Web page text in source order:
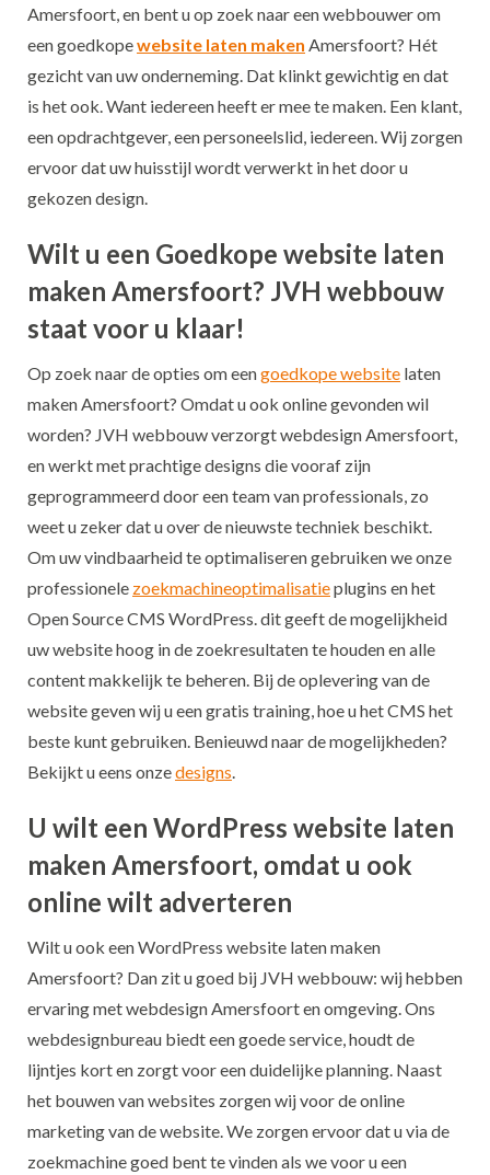
Amersfoort, en bent u op zoek naar een webbouwer om
een goedkopewebsite laten maken Amersfoort? Hét
gezicht van uw onderneming. Dat klinkt gewichtig en dat
is het ook. Want iedereen heeft er mee te maken. Een klant,
een opdrachtgever, een personeelslid, iedereen. Wij zorgen
ervoor dat uw huisstijl wordt verwerkt in het door u
gekozen design.
Wilt u een Goedkope website laten
maken Amersfoort? JVH webbouw
staat voor u klaar!
Op zoek naar de opties om eengoedkope website laten
maken Amersfoort? Omdat u ook online gevonden wil
worden? JVH webbouw verzorgt webdesign Amersfoort,
en werkt met prachtige designs die vooraf zijn
geprogrammeerd door een team van professionals, zo
weet u zeker dat u over de nieuwste techniek beschikt.
Om uw vindbaarheid te optimaliseren gebruiken we onze
professionele zoekmachineoptimalisatieplugins en het
Open Source CMS WordPress. dit geeft de mogelijkheid
uw website hoog in de zoekresultaten te houden en alle
content makkelijk te beheren. Bij de oplevering van de
website geven wij u een gratis training, hoe u het CMS het
beste kunt gebruiken. Benieuwd naar de mogelijkheden?
Bekijkt u eens onzedesigns.
U wilt een WordPress website laten
maken Amersfoort, omdat u ook
online wilt adverteren
Wilt u ook een WordPress website laten maken
Amersfoort? Dan zit u goed bij JVH webbouw: wij hebben
ervaring met webdesign Amersfoort en omgeving. Ons
webdesignbureau biedt een goede service, houdt de
lijntjes kort en zorgt voor een duidelijke planning. Naast
het bouwen van websites zorgen wij voor de online
marketing van de website. We zorgen ervoor dat u via de
zoekmachine goed bent te vinden als we voor u een